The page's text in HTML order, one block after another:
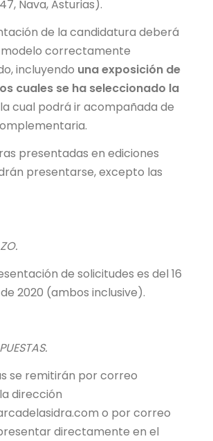
Nava, Asturias).
de la candidatura deberá
correctamente
incluyendo una exposición de
cuales se ha seleccionado la
cual podrá ir acompañada de
presentadas en ediciones
presentarse, excepto las
de solicitudes es del 16
2020 (ambos inclusive).
se remitirán por correo
dirección
o por correo
directamente en el